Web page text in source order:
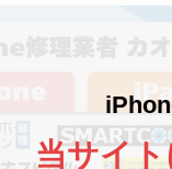
当サイ